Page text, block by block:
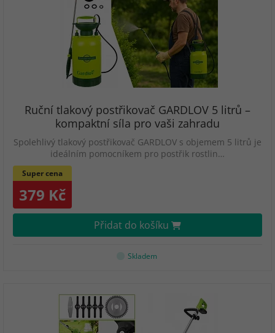
Ruční tlakový postřikovač GARDLOV 5 litrů –
kompaktní síla pro vaši zahradu
Spolehlivý tlakový postřikovač GARDLOV s objemem 5 litrů je
ideálním pomocníkem pro postřik rostlin…
Super cena
379 Kč
Přidat do košíku
Skladem